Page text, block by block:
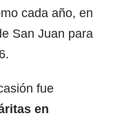
cada año, en
San Juan para
fue
en